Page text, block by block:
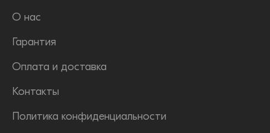
О нас
Гарантия
Оплата и доставка
Контакты
Политика конфиденциальности